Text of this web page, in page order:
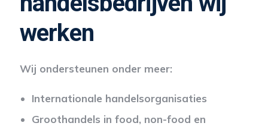
werken
Wij ondersteunen onder meer:
Internationale handelsorganisaties
Groothandels in food, non-food en